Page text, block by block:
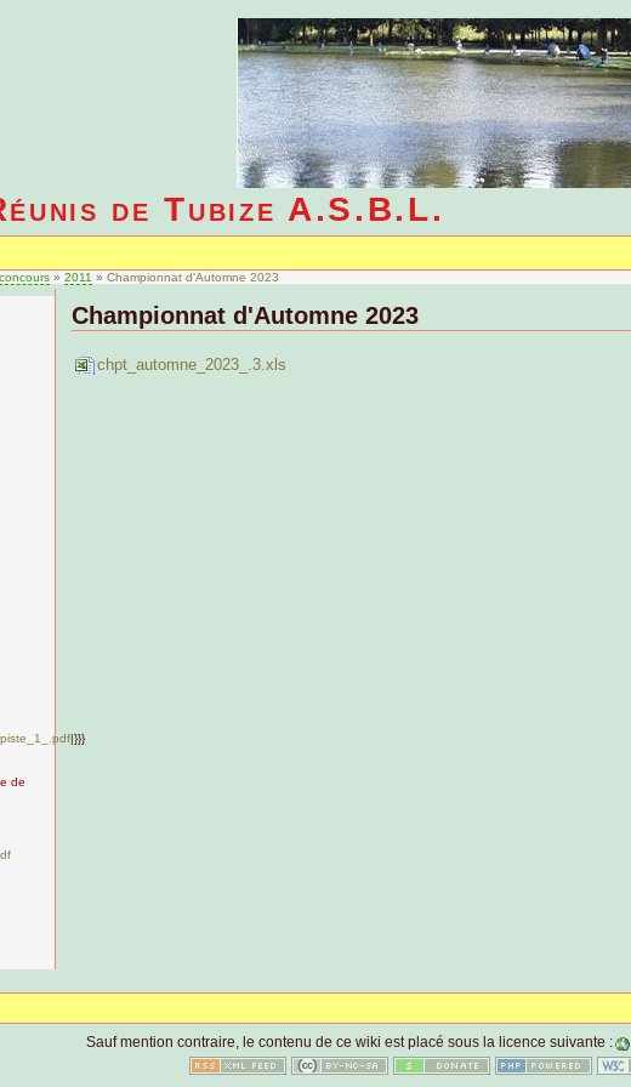
de Tubize A.S.B.L.
concours » 2011 » Championnat d'Automne 2023
|}}}
de
Championnat d'Automne 2023
chpt_automne_2023_.3.xls
Sauf mention contraire, le contenu de ce wiki est placé sous la licence suivante :